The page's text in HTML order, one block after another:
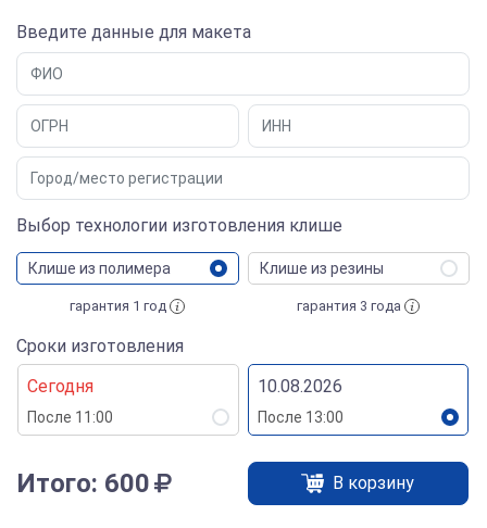
Введите данные для макета
Выбор технологии изготовления клише
Клише из полимера
гарантия 1 год
Клише из резины
гарантия 3 года
Сроки изготовления
Сегодня
После 11:00
10.08.2026
После 13:00
Итого: 600 В корзину